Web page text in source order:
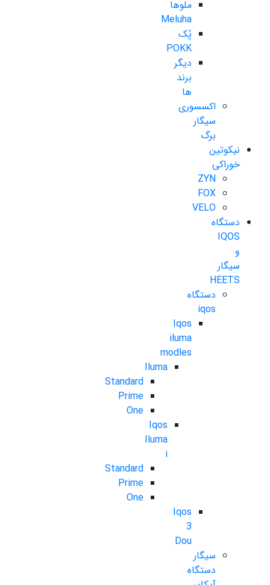
ملوها
Meluha
پُک
POKK
دیگر
برند
ها
اکسسوری
سیگار
برگ
نیکوتین
خوراکی
ZYN
FOX
VELO
دستگاه
IQOS
و
سیگار
HEETS
دستگاه
iqos
Iqos
iluma
modles
Iluma
Standard
Prime
One
Iqos
Iluma
i
Standard
Prime
One
Iqos
3
Dou
سیگار
دستگاه